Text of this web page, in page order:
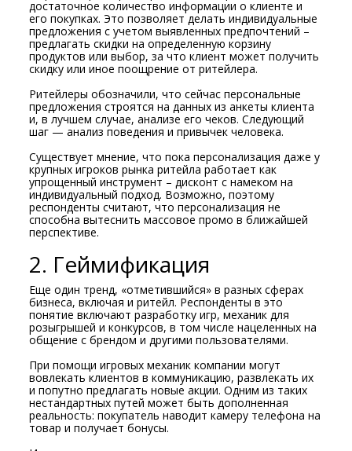
достаточное количество информации о клиенте и
его покупках. Это позволяет делать индивидуальные
предложения с учетом выявленных предпочтений –
предлагать скидки на определенную корзину
продуктов или выбор, за что клиент может получить
скидку или иное поощрение от ритейлера.
Ритейлеры обозначили, что сейчас персональные
предложения строятся на данных из анкеты клиента
и, в лучшем случае, анализе его чеков. Следующий
шаг — анализ поведения и привычек человека.
Существует мнение, что пока персонализация даже у
крупных игроков рынка ритейла работает как
упрощенный инструмент – дисконт с намеком на
индивидуальный подход. Возможно, поэтому
респонденты считают, что персонализация не
способна вытеснить массовое промо в ближайшей
перспективе.
2. Геймификация
Еще один тренд, «отметившийся» в разных сферах
бизнеса, включая и ритейл. Респонденты в это
понятие включают разработку игр, механик для
розыгрышей и конкурсов, в том числе нацеленных на
общение с брендом и другими пользователями.
При помощи игровых механик компании могут
вовлекать клиентов в коммуникацию, развлекать их
и попутно предлагать новые акции. Одним из таких
нестандартных путей может быть дополненная
реальность: покупатель наводит камеру телефона на
товар и получает бонусы.